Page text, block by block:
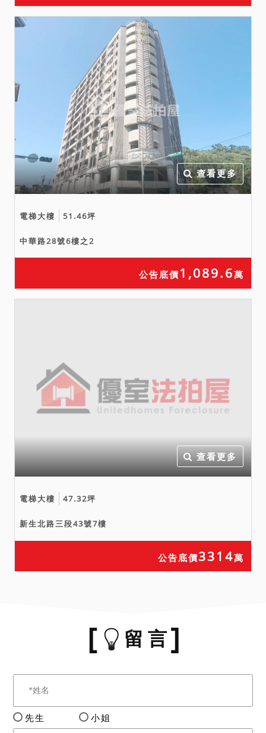
查看更多
電梯大樓 51.46坪
中華路28號6樓之2
公告底價 1,089.6萬
查看更多
電梯大樓 47.32坪
新生北路三段43號7樓
公告底價3314萬
留 言
先生 小姐